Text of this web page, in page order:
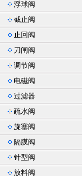
浮球阀
截止阀
止回阀
刀闸阀
调节阀
电磁阀
过滤器
疏水阀
旋塞阀
隔膜阀
针型阀
放料阀